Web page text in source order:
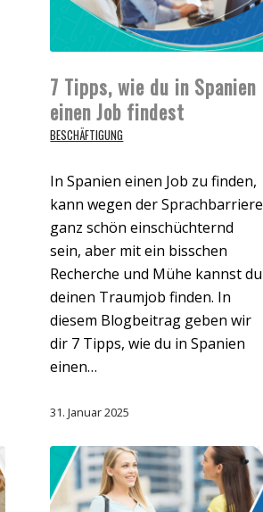
7 Tipps, wie du in Spanien
einen Job findest
BESCHÄFTIGUNG
In Spanien einen Job zu finden,
kann wegen der Sprachbarriere
ganz schön einschüchternd
sein, aber mit ein bisschen
Recherche und Mühe kannst du
deinen Traumjob finden. In
diesem Blogbeitrag geben wir
dir 7 Tipps, wie du in Spanien
einen…
31. Januar 2025